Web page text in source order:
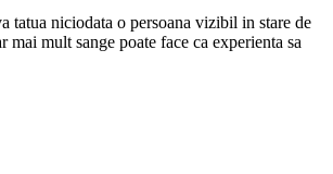
tatua niciodata o persoana vizibil in stare de
mult sange poate face ca experienta sa